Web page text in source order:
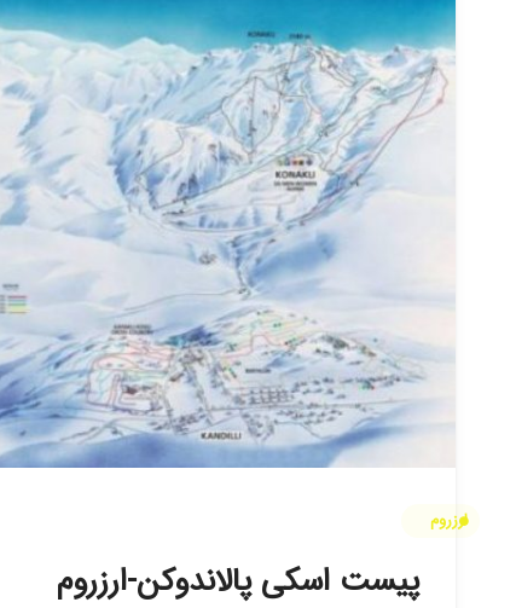
ارزروم
پیست اسکی پالاندوکن-ارزروم